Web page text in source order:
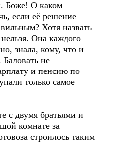
Боже! О каком
если её решение
Хотя назвать
Она каждого
знала, кому, что и
Баловать не
и пенсию по
только самое
с двумя братьями и
комнате за
строилось таким